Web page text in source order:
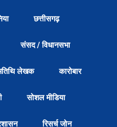
छत्तीसगढ़
संसद / विधानसभा
लेखक कारोबार
सोशल मीडिया
रिसर्च जोन